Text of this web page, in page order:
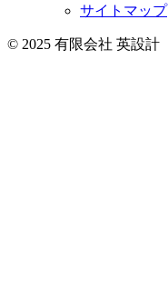
サイトマップ
© 2025 有限会社 英設計